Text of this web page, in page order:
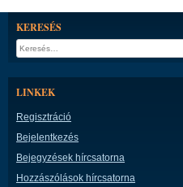
KERESÉS
Keresés:
LINKEK
Regisztráció
Bejelentkezés
Bejegyzések hírcsatorna
Hozzászólások hírcsatorna